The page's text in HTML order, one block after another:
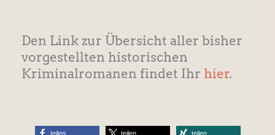
Den Link zur Übersicht aller bisher
vorgestellten historischen
Kriminalromanen findet Ihr hier.
teilen teilen teilen